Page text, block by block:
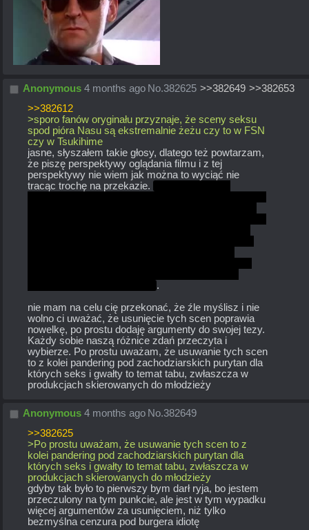
Anonymous 4 months ago No.382625 >>382649 >>382653
>>382612
>sporo fanów oryginału przyznaje, że sceny seksu
spod pióra Nasu są ekstremalnie żeżu czy to w FSN
czy w Tsukihime
jasne, słyszałem takie głosy, dlatego też powtarzam,
że piszę perspektywy oglądania filmu i z tej
perspektywy nie wiem jak można to wyciąć nie
tracąc trochę na przekazie.
.
nie mam na celu cię przekonać, że źle myślisz i nie
wolno ci uważać, że usunięcie tych scen poprawia
nowelkę, po prostu dodaję argumenty do swojej tezy.
Każdy sobie naszą różnice zdań przeczyta i
wybierze. Po prostu uważam, że usuwanie tych scen
to z kolei pandering pod zachodziarskich purytan dla
których seks i gwałty to temat tabu, zwłaszcza w
produkcjach skierowanych do młodzieży
Anonymous 4 months ago No.382649
>>382625
>Po prostu uważam, że usuwanie tych scen to z
kolei pandering pod zachodziarskich purytan dla
których seks i gwałty to temat tabu, zwłaszcza w
produkcjach skierowanych do młodzieży
gdyby tak było to pierwszy bym darł ryja, bo jestem
przeczulony na tym punkcie, ale jest w tym wypadku
więcej argumentów za usunięciem, niż tylko
bezmyślna cenzura pod burgera idiotę